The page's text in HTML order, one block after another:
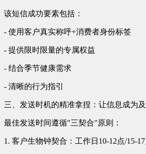
该短信成功要素包括：
- 使用客户真实称呼+消费者身份标签
- 提供限时限量的专属权益
- 结合季节健康需求
- 清晰的行为指引
三、发送时机的精准拿捏：让信息成为
最佳发送时间遵循"三契合"原则：
1. 客户生物钟契合：工作日10-12点/15-